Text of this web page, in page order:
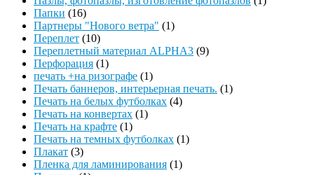
Папки (16)
Партнеры "Нового ветра" (1)
Переплет (10)
Переплетный материал ALPHA3 (9)
Перфорация (1)
печать +на ризографе (1)
Печать баннеров, интерьерная печать. (1)
Печать на белых футболках (4)
Печать на конвертах (1)
Печать на крафте (1)
Печать на темных футболках (1)
Плакат (3)
Пленка для ламинирования (1)